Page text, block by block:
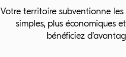
Votre territoire subventionne
simples, plus économiques
bénéficiez